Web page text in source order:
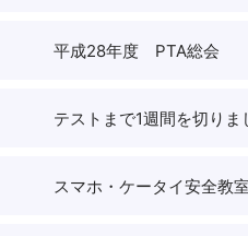
平成28年度 PTA総会
テストまで1週間を切りま
スマホ・ケータイ安全教室